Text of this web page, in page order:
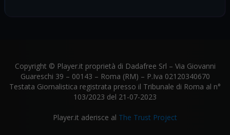
Copyright © Player.it proprietà di Dadafree Srl – Via Giovanni
Guareschi 39 – 00143 – Roma (RM) – P.Iva 02120340670
Testata Giornalistica registrata presso il Tribunale di Roma al n°
103/2023 del 21-07-2023
Player.it aderisce al The Trust Project